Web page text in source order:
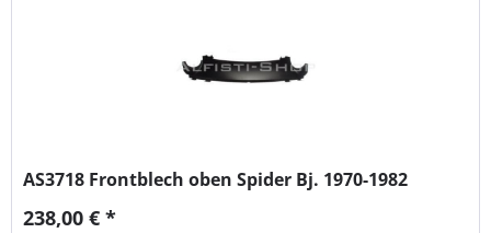
AS3718 Frontblech oben Spider Bj. 1970-1982
238,00 € *